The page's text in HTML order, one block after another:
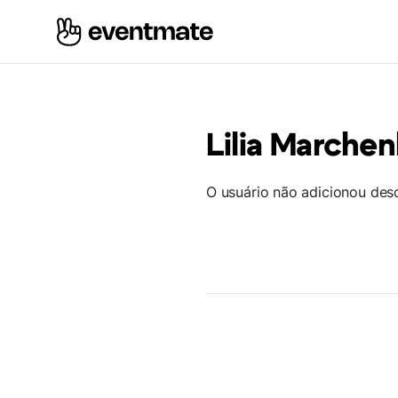
Lilia
O usuário não adicionou